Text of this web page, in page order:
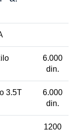
6.000
din.
3.5T
6.000
din.
1200